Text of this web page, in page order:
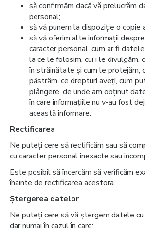
să confirmăm dacă vă prelucrăm
personal;
să vă punem la dispoziție o copie
să vă oferim alte informații
caracter personal, cum ar fi
la ce le folosim, cui i le divulgăm,
în străinătate și cum le protejăm,
păstrăm, ce drepturi aveți, cum
plângere, de unde am obținut
în care informațiile nu v-au fost
această informare.
Rectificarea
Ne puteți cere să rectificăm sau să
cu caracter personal inexacte sau
Este posibil să încercăm să verificăm
înainte de rectificarea acestora.
Ștergerea datelor
Ne puteți cere să vă ștergem datele cu
dar numai în cazul în care: